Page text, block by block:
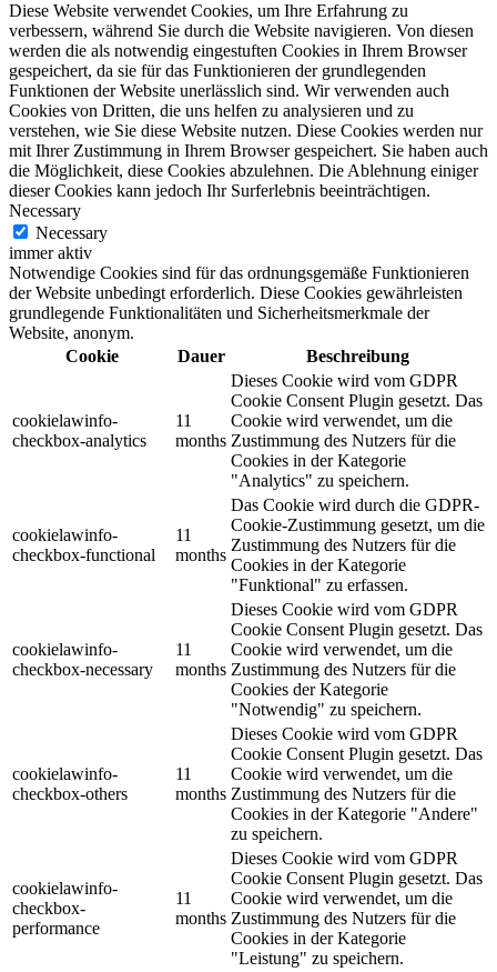
Diese Website verwendet Cookies, um Ihre Erfahrung zu
verbessern, während Sie durch die Website navigieren. Von diesen
werden die als notwendig eingestuften Cookies in Ihrem Browser
gespeichert, da sie für das Funktionieren der grundlegenden
Funktionen der Website unerlässlich sind. Wir verwenden auch
Cookies von Dritten, die uns helfen zu analysieren und zu
verstehen, wie Sie diese Website nutzen. Diese Cookies werden nur
mit Ihrer Zustimmung in Ihrem Browser gespeichert. Sie haben auch
die Möglichkeit, diese Cookies abzulehnen. Die Ablehnung einiger
dieser Cookies kann jedoch Ihr Surferlebnis beeinträchtigen.
Necessary
Necessary
immer aktiv
Notwendige Cookies sind für das ordnungsgemäße Funktionieren
der Website unbedingt erforderlich. Diese Cookies gewährleisten
grundlegende Funktionalitäten und Sicherheitsmerkmale der
Website, anonym.
Cookie
Dauer Beschreibung
cookielawinfo-
checkbox-analytics
11
months
Dieses Cookie wird vom GDPR
Cookie Consent Plugin gesetzt. Das
Cookie wird verwendet, um die
Zustimmung des Nutzers für die
Cookies in der Kategorie
"Analytics" zu speichern.
cookielawinfo-
checkbox-functional
11
months
Das Cookie wird durch die GDPR-
Cookie-Zustimmung gesetzt, um die
Zustimmung des Nutzers für die
Cookies in der Kategorie
"Funktional" zu erfassen.
cookielawinfo-
checkbox-necessary
11
months
Dieses Cookie wird vom GDPR
Cookie Consent Plugin gesetzt. Das
Cookie wird verwendet, um die
Zustimmung des Nutzers für die
Cookies der Kategorie
"Notwendig" zu speichern.
cookielawinfo-
checkbox-others
11
months
Dieses Cookie wird vom GDPR
Cookie Consent Plugin gesetzt. Das
Cookie wird verwendet, um die
Zustimmung des Nutzers für die
Cookies in der Kategorie "Andere"
zu speichern.
cookielawinfo-
checkbox-
performance
11
months
Dieses Cookie wird vom GDPR
Cookie Consent Plugin gesetzt. Das
Cookie wird verwendet, um die
Zustimmung des Nutzers für die
Cookies in der Kategorie
"Leistung" zu speichern.